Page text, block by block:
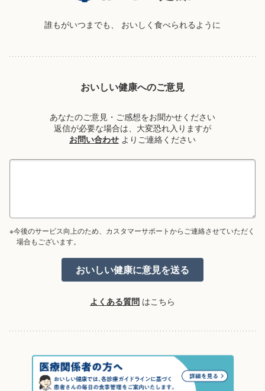
誰もがいつまでも、 おいしく食べられるように
おいしい健康へのご意見
あなたのご意見・ご感想をお聞かせください
返信が必要な場合は、大変恐れ入りますが
お問い合わせ よりご連絡ください
※今後のサービス向上のため、カスタマーサポートからご連絡させていただく
場合もございます。
よくある質問 はこちら